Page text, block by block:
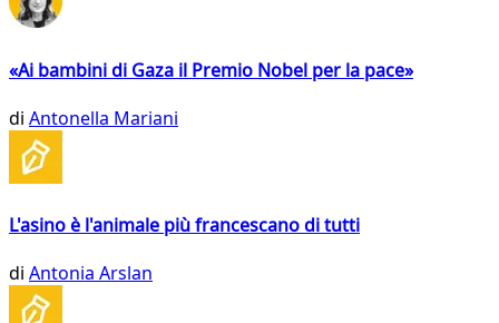
«Ai bambini di Gaza il Premio Nobel per la pace»
di Antonella Mariani
L'asino è l'animale più francescano di tutti
di Antonia Arslan